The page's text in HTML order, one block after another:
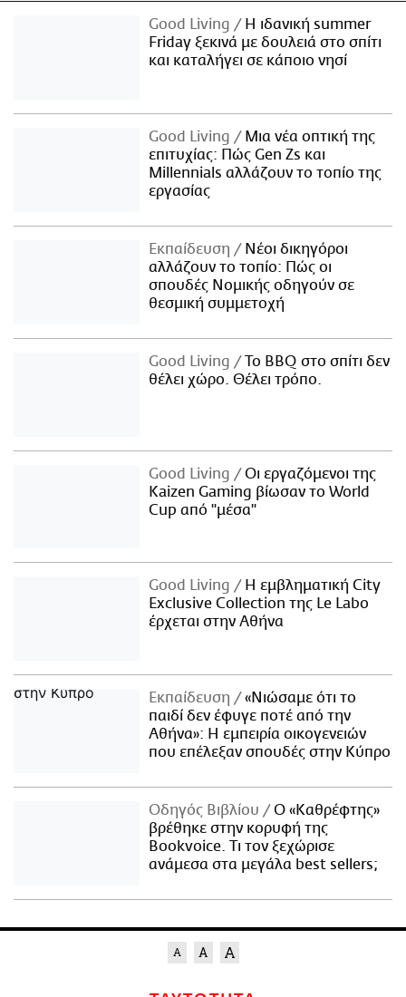
Good Living
Η ιδανική summer
Friday ξεκινά με δουλειά στο σπίτι
και καταλήγει σε κάποιο νησί
Good Living
Μια νέα οπτική της
επιτυχίας: Πώς Gen Zs και
Millennials αλλάζουν το τοπίο της
εργασίας
Εκπαίδευση
Νέοι δικηγόροι
αλλάζουν το τοπίο: Πώς οι
σπουδές Νομικής οδηγούν σε
θεσμική συμμετοχή
Good Living
Το BBQ στο σπίτι δεν
θέλει χώρο. Θέλει τρόπο.
Good Living
Οι εργαζόμενοι της
Kaizen Gaming βίωσαν το World
Cup από "μέσα"
Good Living
Η εμβληματική City
Exclusive Collection της Le Labo
έρχεται στην Αθήνα
Εκπαίδευση
«Νιώσαμε ότι το
παιδί δεν έφυγε ποτέ από την
Αθήνα»: Η εμπειρία οικογενειών
που επέλεξαν σπουδές στην Κύπρο
Οδηγός Βιβλίου
Ο «Καθρέφτης»
βρέθηκε στην κορυφή της
Bookvoice. Τι τον ξεχώρισε
ανάμεσα στα μεγάλα best sellers;